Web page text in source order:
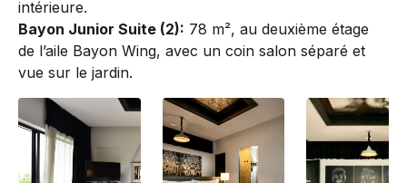
intérieure.
Bayon Junior Suite (2): 78 m², au deuxième étage
de l’aile Bayon Wing, avec un coin salon séparé et
vue sur le jardin.